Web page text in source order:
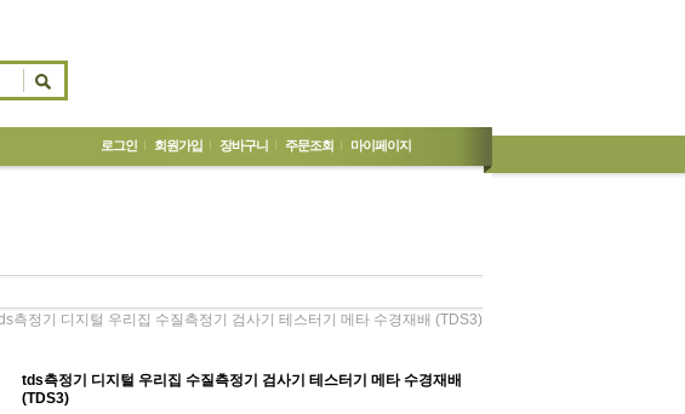
로그인 회원가입 장바구니 주문조회 마이페이지
측정기 디지털 우리집 수질측정기 검사기 테스터기 메타 수경재배 (TDS3)
tds측정기 디지털 우리집 수질측정기 검사기 테스터기 메타 수경재배
(TDS3)